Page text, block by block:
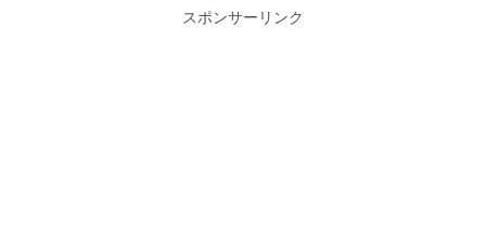
スポンサーリンク